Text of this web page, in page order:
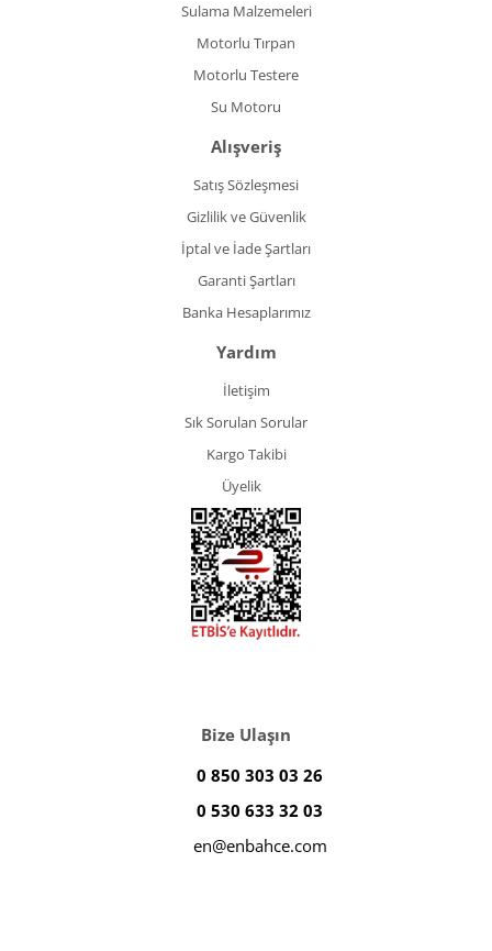
Sulama Malzemeleri
Motorlu Tırpan
Motorlu Testere
Su Motoru
Alışveriş
Satış Sözleşmesi
Gizlilik ve Güvenlik
İptal ve İade Şartları
Garanti Şartları
Banka Hesaplarımız
Yardım
İletişim
Sık Sorulan Sorular
Kargo Takibi
Üyelik
Bize Ulaşın
0 850 303 03 26
0 530 633 32 03
en@enbahce.com